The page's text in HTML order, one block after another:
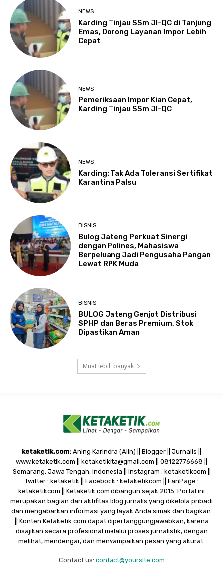
NEWS
Karding Tinjau SSm JI-QC di Tanjung
Emas, Dorong Layanan Impor Lebih
Cepat
NEWS
Pemeriksaan Impor Kian Cepat,
Karding Tinjau SSm JI-QC
NEWS
Karding: Tak Ada Toleransi Sertifikat
Karantina Palsu
BISNIS
Bulog Jateng Perkuat Sinergi
dengan Polines, Mahasiswa
Berpeluang Jadi Pengusaha Pangan
Lewat RPK Muda
BISNIS
BULOG Jateng Genjot Distribusi
SPHP dan Beras Premium, Stok
Dipastikan Aman
Muat lebih banyak
ketaketik.com: Aning Karindra (Alin) || Blogger || Jurnalis ||
www.ketaketik.com || ketaketikita@gmail.com || 08122776668 ||
Semarang, Jawa Tengah, Indonesia || Instagram : ketaketikcom ||
Twitter : ketaketik || Facebook : ketaketikcom || FanPage :
ketaketikcom || Ketaketik.com dibangun sejak 2015. Portal ini
merupakan bagian dari aktifitas blog jurnalis yang dikelola pribadi
dan mengabarkan informasi yang layak Anda simak dan bagikan.
|| Konten Ketaketik.com dapat dipertanggungjawabkan, karena
disajikan secara profesional melalui proses jurnalistik, dengan
melihat, mendengar, dan menyampaikan pesan yang akurat.
Contact us: contact@yoursite.com